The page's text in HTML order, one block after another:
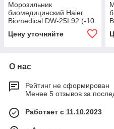
Морозильник
биомедицинский Haier
Biomedical DW-25L92 (-10
Цену уточняйте
О нас
Рейтинг не сформирован
Менее 5 отзывов за
Работает с 11.10.2023